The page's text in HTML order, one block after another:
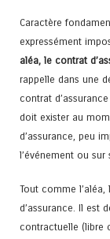
Caractère
expressément
aléa, le contrat
rappelle dans une
contrat
doit exister au
d’assurance, peu
l’événement ou sur
Tout comme
d’assurance. Il est
contractuelle (libre